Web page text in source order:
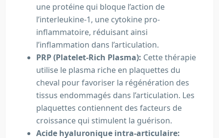
une protéine qui bloque l’action de
l’interleukine-1, une cytokine pro-
inflammatoire, réduisant ainsi
l’inflammation dans l’articulation.
PRP (Platelet-Rich Plasma): Cette thérapie
utilise le plasma riche en plaquettes du
cheval pour favoriser la régénération des
tissus endommagés dans l’articulation. Les
plaquettes contiennent des facteurs de
croissance qui stimulent la guérison.
Acide hyaluronique intra-articulaire: